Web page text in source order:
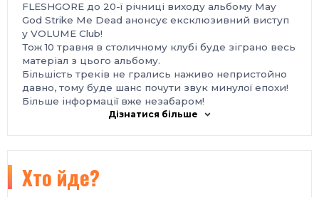
FLESHGORE до 20-ї річниці виходу альбому May
God Strike Me Dead анонсує ексклюзивний виступ
у VOLUME Club!
Тож 10 травня в столичному клубі буде зіграно весь
матеріал з цього альбому.
Більшість треків не грались наживо непристойно
давно, тому буде шанс почути звук минулої епохи!
Більше інформації вже незабаром!
Дізнатися більше
Хто йде?